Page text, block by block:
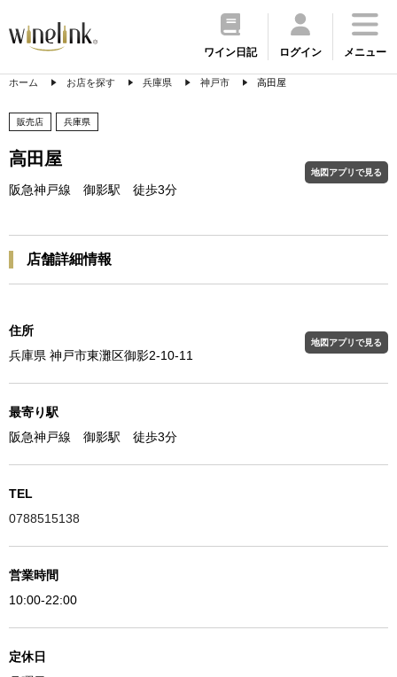
ワイン日記 ログイン メニュー
ホーム お店を探す 兵庫県 神戸市 高田屋
販売店 兵庫県
高田屋
阪急神戸線 御影駅 徒歩3分
地図アプリで見る
店舗詳細情報
住所
兵庫県 神戸市東灘区御影2-10-11
地図アプリで見る
最寄り駅
阪急神戸線 御影駅 徒歩3分
TEL
0788515138
営業時間
10:00-22:00
定休日